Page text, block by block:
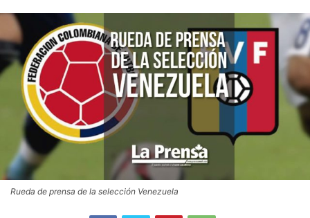
Rueda de prensa de la selección Venezuela